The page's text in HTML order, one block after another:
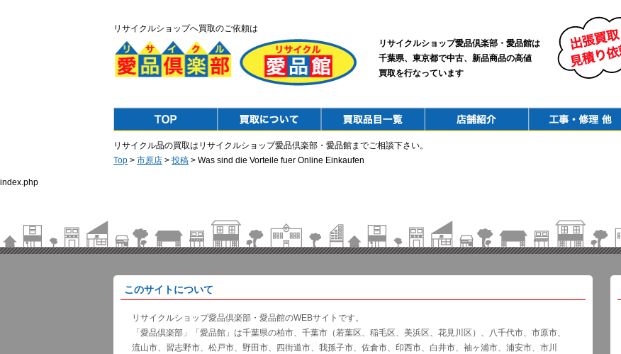
リサイクルショップへ買取のご依頼は
リサイクルショップ愛品倶楽部・愛品館は
千葉県、東京都で中古、新品商品の高値
買取を行なっています
リサイクル品の買取はリサイクルショップ愛品倶楽部・愛品館までご相談下さい。
Top > 市原店 > 投稿 > Was sind die Vorteile fuer Online Einkaufen
index.php
このサイトについて
リサイクルショップ愛品倶楽部・愛品館のWEBサイトです。
「愛品倶楽部」「愛品館」は千葉県の柏市、千葉市（若葉区、稲毛区、美浜区、花見川区）、八千代市、市原市、
流山市、習志野市、松戸市、野田市、四街道市、我孫子市、佐倉市、印西市、白井市、袖ヶ浦市、浦安市、市川